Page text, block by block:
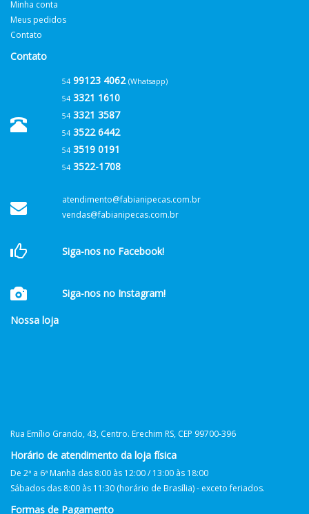
Minha conta
Meus pedidos
Contato
Contato
5499123 4062 (Whatsapp)
543321 1610
543321 3587
543522 6442
543519 0191
543522-1708
atendimento@fabianipecas.com.br
vendas@fabianipecas.com.br
Siga-nos no Facebook!
Siga-nos no Instagram!
Nossa loja
Rua Emílio Grando, 43, Centro. Erechim RS, CEP 99700-396
Horário de atendimento da loja física
De 2ª a 6ª Manhã das 8:00 às 12:00 / 13:00 às 18:00
Sábados das 8:00 às 11:30 (horário de Brasília) - exceto feriados.
Formas de Pagamento